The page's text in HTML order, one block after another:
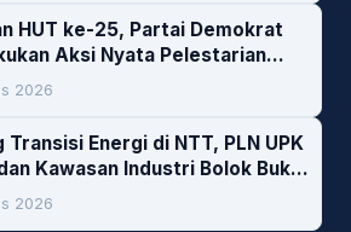
HUT ke-25, Partai Demokrat
Aksi Nyata Pelestarian
2026
Transisi Energi di NTT, PLN UPK
Kawasan Industri Bolok Buka
Investasi Woodchip untuk
PLTU Bolok
2026